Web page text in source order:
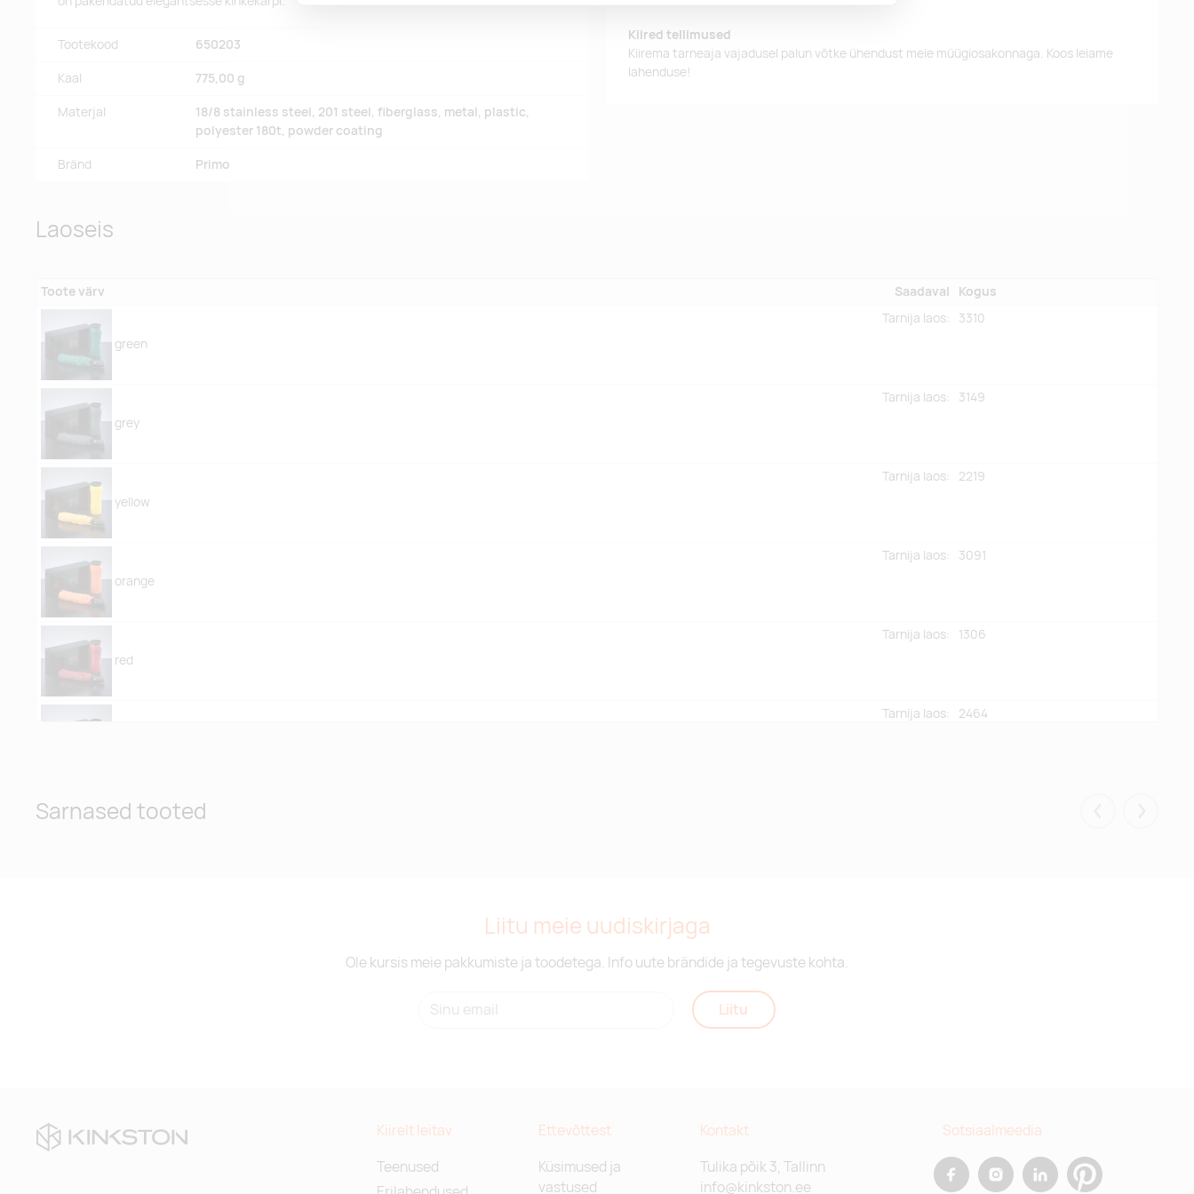
Tootekood 650203
Kaal 775,00 g
Materjal
18/8 stainless steel, 201 steel, fiberglass, metal, plastic,
polyester 180t, powder coating
Bränd Primo
Kiired tellimused
Kiirema tarneaja vajadusel palun võtke ühendust meie müügiosakonnaga. Koos leiame
lahenduse!
Laoseis
Toote värv Saadaval Kogus
green
Tarnija laos: 3310
grey
Tarnija laos: 3149
yellow
Tarnija laos: 2219
orange
Tarnija laos: 3091
red
Tarnija laos: 1306
Tarnija laos: 2464
purple
Sarnased tooted
Liitu meie uudiskirjaga
Ole kursis meie pakkumiste ja toodetega. Info uute brändide ja tegevuste kohta.
Liitu
Kiirelt leitav
Teenused
Ettevõttest
Küsimused ja
vastused
Kontakt
Tulika põik 3, Tallinn
info@kinkston.ee
Sotsiaalmeedia